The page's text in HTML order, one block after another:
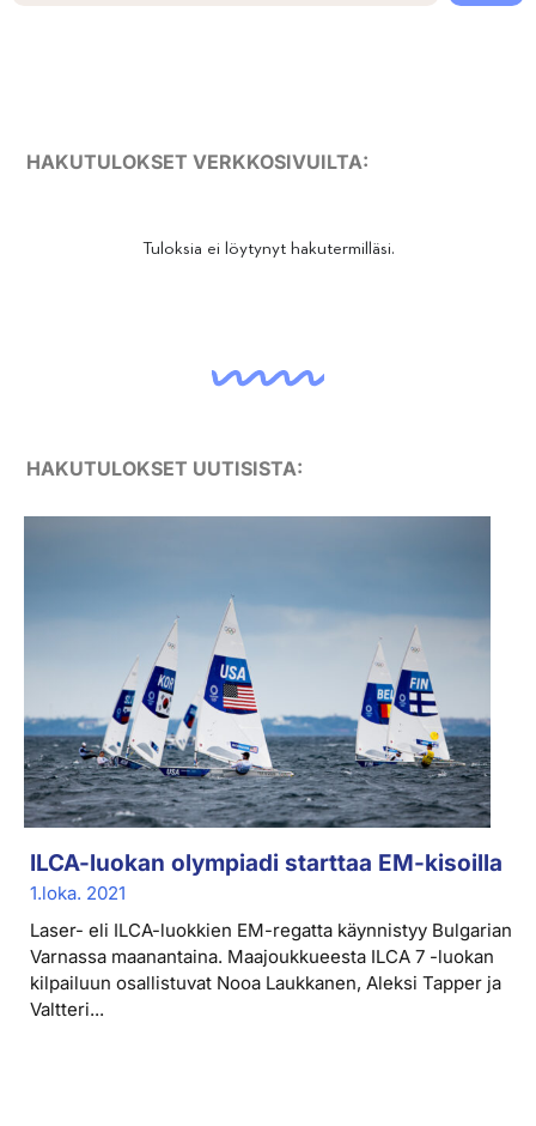
HAKUTULOKSET VERKKOSIVUILTA:
Tuloksia ei löytynyt hakutermilläsi.
HAKUTULOKSET UUTISISTA:
ILCA-luokan olympiadi starttaa EM-kisoilla
1.loka. 2021
Laser- eli ILCA-luokkien EM-regatta käynnistyy Bulgarian
Varnassa maanantaina. Maajoukkueesta ILCA 7 -luokan
kilpailuun osallistuvat Nooa Laukkanen, Aleksi Tapper ja
Valtteri...